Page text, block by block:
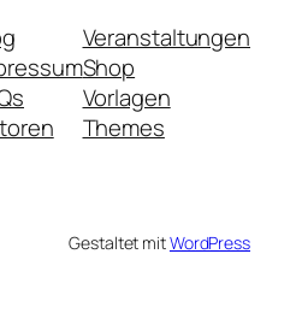
Veranstaltungen
Shop
Vorlagen
Themes
Gestaltet mitWordPress